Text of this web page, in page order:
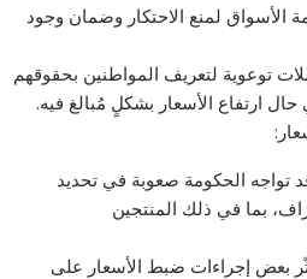
الأسواق لمنع الاحتكار وضمان وجود
توعوية لتعريف المواطنين بحقوقهم
ارتفاع الأسعار بشكلٍ مُبالغ فيه.
تواجه الحكومة صعوبة في تحديد
بما في ذلك المنتجين
بعض إجراءات ضبط الأسعار على